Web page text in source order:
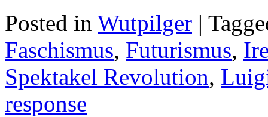
Posted in Wutpilger |
Faschismus, Futurismus,
Spektakel Revolution,
response